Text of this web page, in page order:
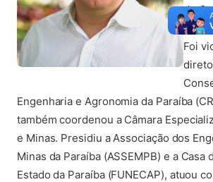
de
Foi
Engenharia e Agronomia da Paraíba
também coordenou a Câmara
e Minas. Presidiu a Associação dos
Minas da Paraíba (ASSEMPB) e a Casa
Estado da Paraíba (FUNECAP), atuou